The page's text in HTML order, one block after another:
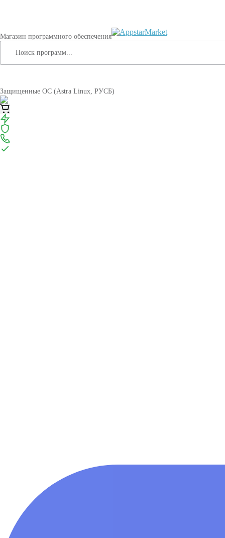
Магазин программного обеспечения
Защищенные ОС (Astra Linux, РУСБ)